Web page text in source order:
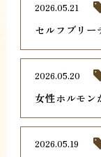
セルフブリー
2026.05.21
女性ホルモン
2026.05.20
2026.05.19